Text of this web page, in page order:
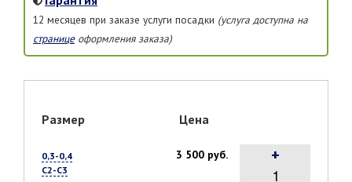
12 месяцев при заказе услуги посадки (услуга доступна на
страницеоформления заказа)
Размер Цена
0,3-0,4
С2-С3
3 500 руб. +